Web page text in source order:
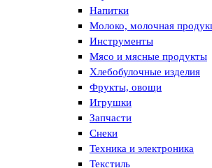
Напитки
Молоко, молочная
Инструменты
Мясо и мясные продукты
Хлебобулочные изделия
Фрукты, овощи
Игрушки
Запчасти
Снеки
Техника и электроника
Текстиль